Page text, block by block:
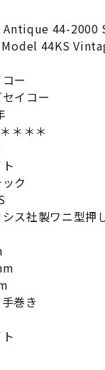
44-2000
44KS
ー
イコー
＊＊＊
ク
ス社製ワニ型押
巻き